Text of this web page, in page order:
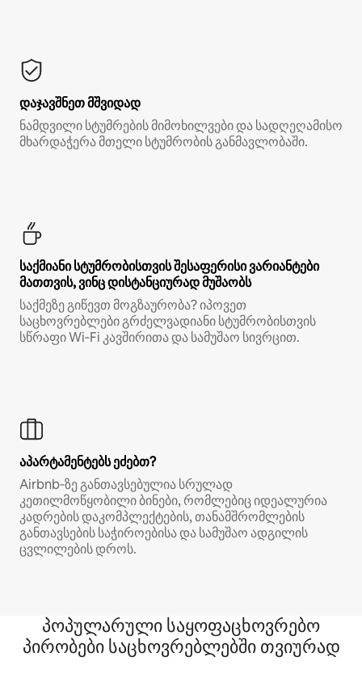
დაჯავშნეთ მშვიდად
ნამდვილი სტუმრების მიმოხილვები და სადღეღამისო
მხარდაჭერა მთელი სტუმრობის განმავლობაში.
საქმიანი სტუმრობისთვის შესაფერისი ვარიანტები
მათთვის, ვინც დისტანციურად მუშაობს
საქმეზე გიწევთ მოგზაურობა? იპოვეთ
საცხოვრებლები გრძელვადიანი სტუმრობისთვის
სწრაფი Wi‑Fi კავშირითა და სამუშაო სივრცით.
აპარტამენტებს ეძებთ?
Airbnb‑ზე განთავსებულია სრულად
კეთილმოწყობილი ბინები, რომლებიც იდეალურია
კადრების დაკომპლექტების, თანამშრომლების
განთავსების საჭიროებისა და სამუშაო ადგილის
ცვლილების დროს.
პოპულარული საყოფაცხოვრებო
პირობები საცხოვრებლებში თვიურად